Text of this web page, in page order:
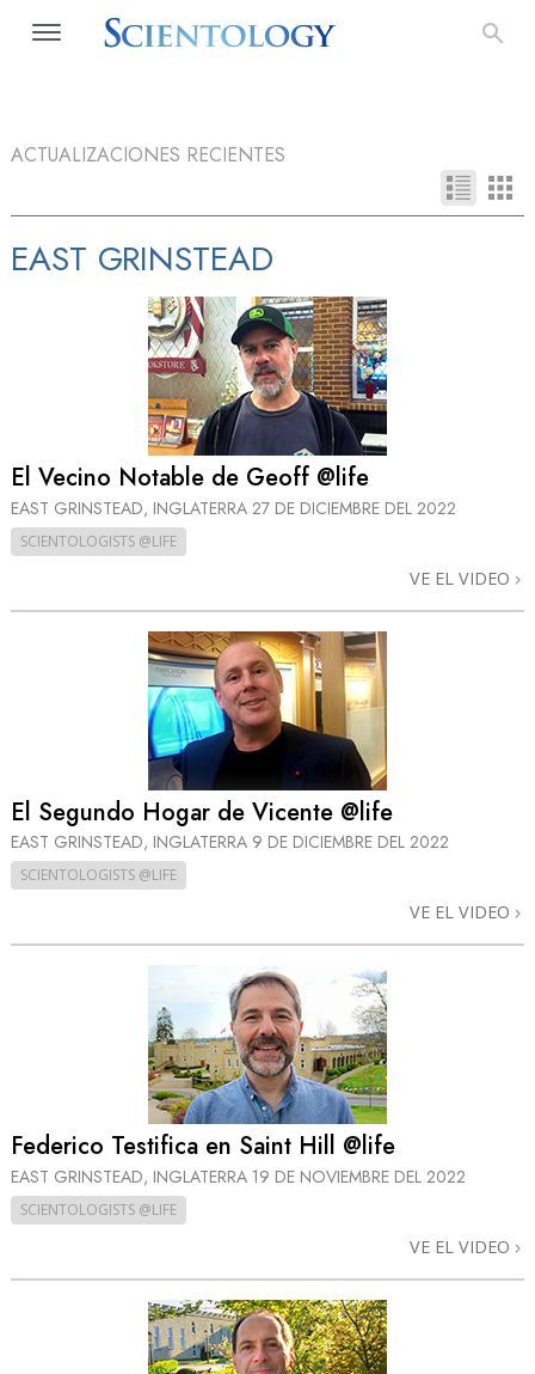
ACTUALIZACIONES RECIENTES
EAST GRINSTEAD
El Vecino Notable de Geoff @life
EAST GRINSTEAD, INGLATERRA 27 DE DICIEMBRE DEL 2022
SCIENTOLOGISTS @LIFE
VE EL VIDEO
El Segundo Hogar de Vicente @life
EAST GRINSTEAD, INGLATERRA 9 DE DICIEMBRE DEL 2022
SCIENTOLOGISTS @LIFE
VE EL VIDEO
Federico Testifica en Saint Hill @life
EAST GRINSTEAD, INGLATERRA 19 DE NOVIEMBRE DEL 2022
SCIENTOLOGISTS @LIFE
VE EL VIDEO